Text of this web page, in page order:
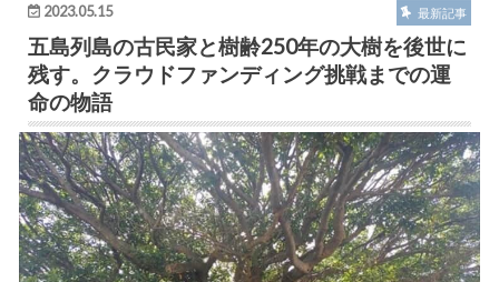
2023.05.15 最新記事
五島列島の古民家と樹齢250年の大樹を後世に
残す。クラウドファンディング挑戦までの運
命の物語